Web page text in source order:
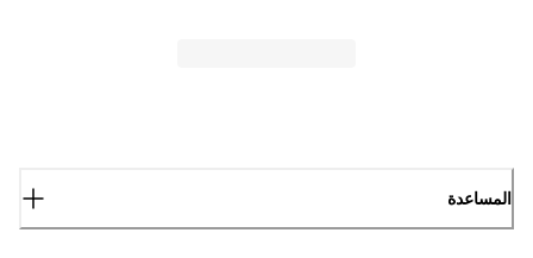
المساعدة